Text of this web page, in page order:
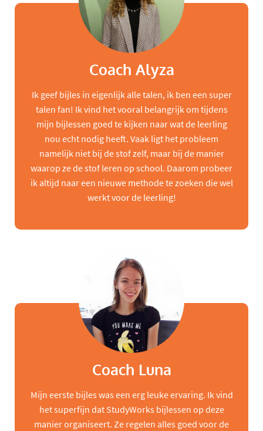
Coach Alyza
Ik geef bijles in eigenlijk alle talen, ik ben een super
talen fan! Ik vind het vooral belangrijk om tijdens
mijn bijlessen goed te kijken naar wat de leerling
nou echt nodig heeft. Vaak ligt het probleem
namelijk niet bij de stof zelf, maar bij de manier
waarop ze de stof leren op school. Daarom probeer
ik altijd naar een nieuwe methode te zoeken die wel
werkt voor de leerling!
Coach Luna
Mijn eerste bijles was een erg leuke ervaring. Ik vind
het superfijn dat StudyWorks bijlessen op deze
manier organiseert. Ze regelen alles goed voor de